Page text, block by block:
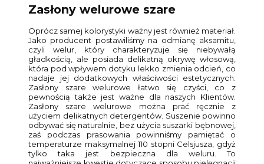
Zasłony welurowe szare
Oprócz samej kolorystyki ważny jest również materiał.
Jako producent postawiliśmy na odmianę aksamitu,
czyli welur, który charakteryzuje się niebywałą
gładkością, ale posiada delikatną okrywę włosową,
która pod wpływem dotyku lekko zmienia odcień, co
nadaje jej dodatkowych właściwości estetycznych.
Zasłony szare welurowe łatwo się czyści, co z
pewnością także jest ważne dla naszych Klientów.
Zasłony szare welurowe można prać ręcznie z
użyciem delikatnych detergentów. Suszenie powinno
odbywać się naturalnie, bez użycia suszarki bębnowej,
zaś podczas prasowania powinniśmy pamiętać o
temperaturze maksymalnej 110 stopni Celsjusza, gdyż
tylko taka jest bezpieczna dla weluru. To